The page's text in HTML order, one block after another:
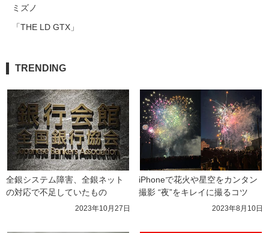
ミズノ
「THE LD GTX」
TRENDING
全銀システム障害、全銀ネット
の対応で不足していたもの
2023年10月27日
iPhoneで花火や星空をカンタン
撮影 “夜”をキレイに撮るコツ
2023年8月10日